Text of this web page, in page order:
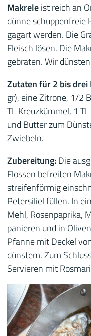
Makreleist reich an
dünne schuppenfreie
gagart werden. Die
Fleisch lösen. Die
gebraten. Wir
Zutaten für 2 bis drei
gr), eine Zitrone, 1/2
TL Kreuzkümmel, 1
und Butter zum
Zwiebeln.
Zubereitung:Die
Flossen befreiten
streifenförmig
Petersiliel füllen. In
Mehl, Rosenpaprika,
panieren und in
Pfanne mit Deckel
dünstem. Zum
Servieren mit